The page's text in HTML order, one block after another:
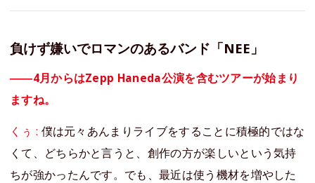
負けず嫌いでロマンのあるバンド「NEE」
――4月からはZepp Haneda公演を含むツアーが始まり
ますね。
くぅ : 僕は元々あんまりライブをすることに積極的ではな
くて、どちらかと言うと、創作の方が楽しいという気持
ちが強かったんです。でも、最近は使う機材を増やした